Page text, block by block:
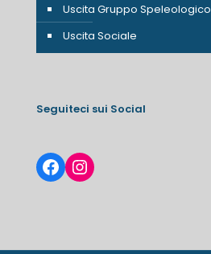
Uscita Gruppo Speleologico
Uscita Sociale
Seguiteci sui Social
Facebook
Instagram